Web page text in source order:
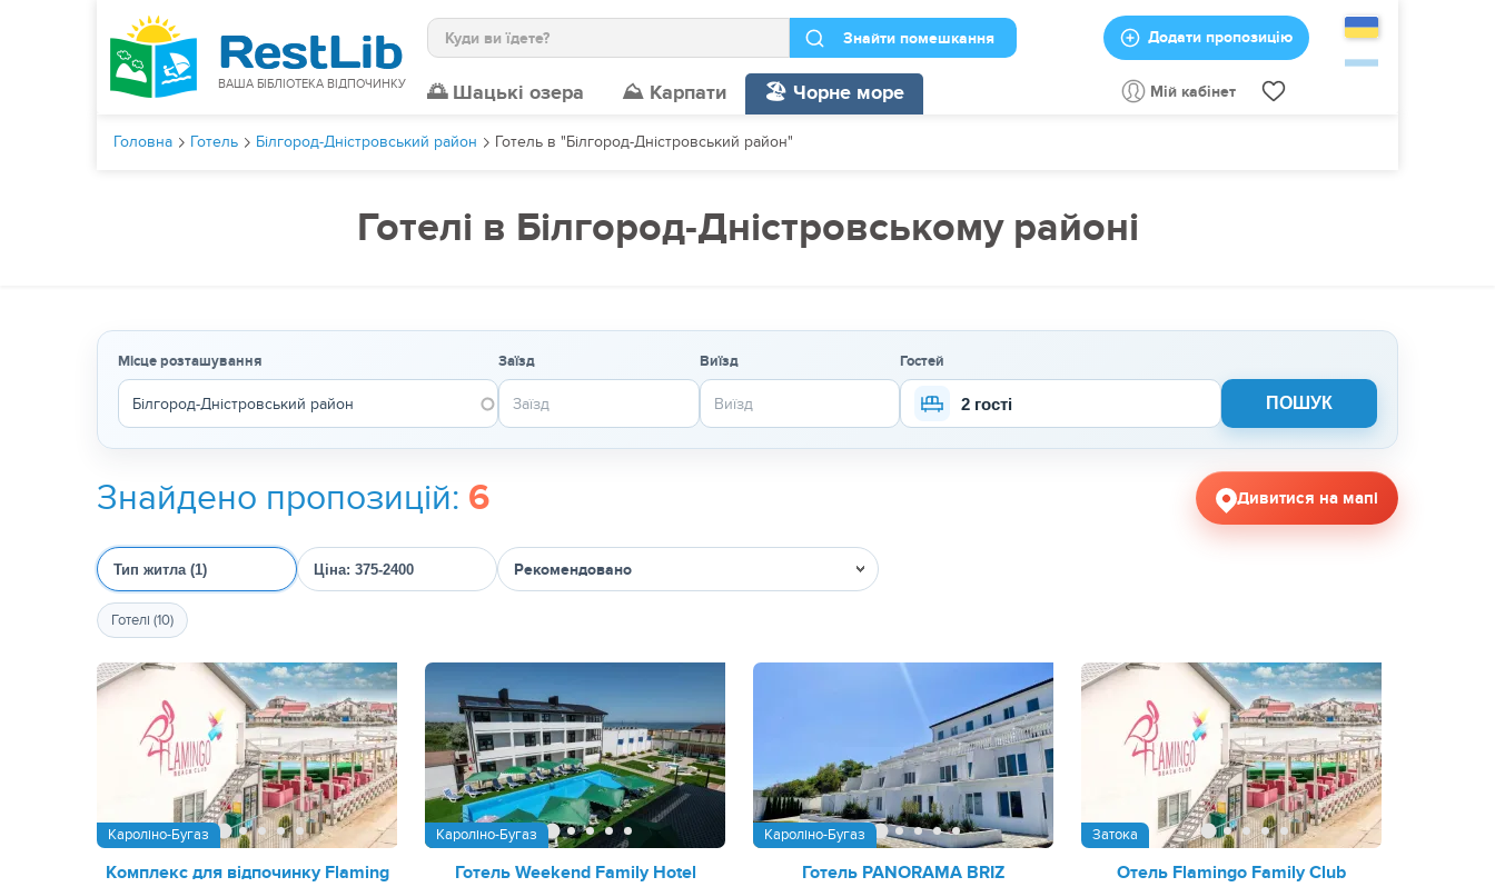
ВАША БІБЛІОТЕКА ВІДПОЧИНКУ
Пошук Додати пропозицію
🌅 Шацькі озера ⛰️ Карпати 🏖️ Чорне море Мій кабінет
Головна Готель Білгород-Дністровський район Готель в "Білгород-Дністровський район"
Готелі в Білгород-Дністровському районі
Місце розташування Заїзд Виїзд Гостей
2 гості
Знайдено пропозицій: 6 Дивитися на мапі
Тип житла (1) Ціна: 375-2400
Сортувати
Готелі (10)
Кароліно-Бугаз
Комплекс для відпочинку Flaming
Кароліно-Бугаз
Готель Weekend Family Hotel
Кароліно-Бугаз
Готель PANORAMA BRIZ
Затока
Отель Flamingo Family Club